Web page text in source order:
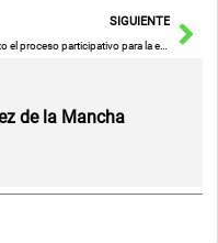
SIGUIENTE
Abierto el proceso participativo para la elaboración del Plan de personas sin hogar de Castilla-La Mancha
de la Mancha